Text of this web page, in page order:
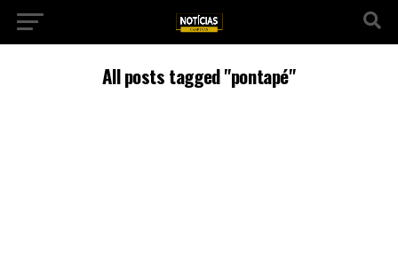
All posts tagged "pontapé"